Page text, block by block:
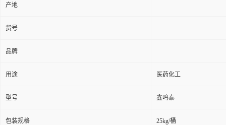
产地
货号
品牌
用途 医药化工
型号 鑫鸣泰
包装规格 25kg/桶